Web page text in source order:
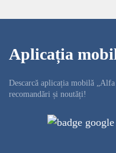
Aplicația
Descarcă aplicația mobilă
recomandări și noutăți!